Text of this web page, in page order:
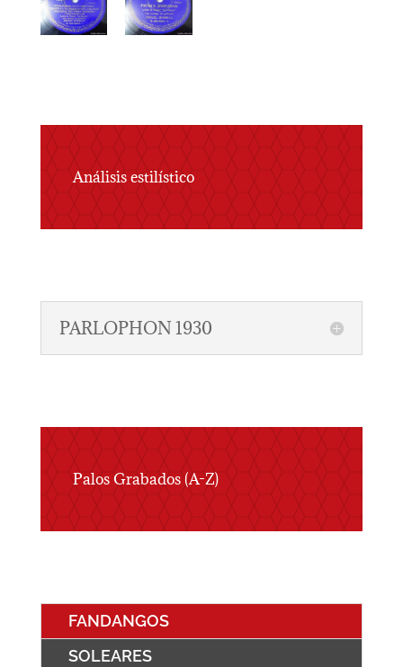
Análisis estilístico
PARLOPHON 1930
Palos Grabados (A-Z)
FANDANGOS
SOLEARES